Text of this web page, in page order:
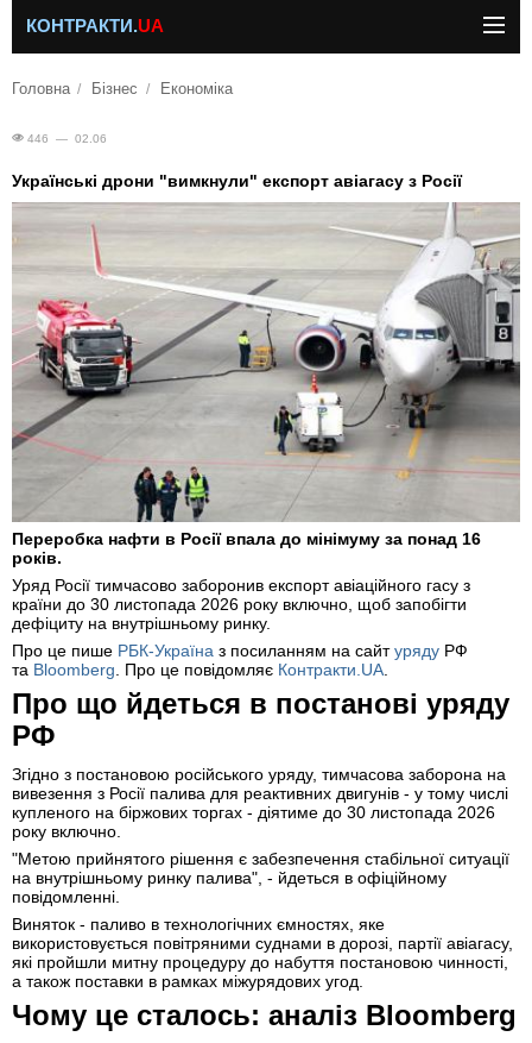
КОНТРАКТИ.UA
Головна Бізнес Економіка
446 — 02.06
Українські дрони "вимкнули" експорт авіагасу з Росії
Переробка нафти в Росії впала до мінімуму за понад 16
років.
Уряд Росії тимчасово заборонив експорт авіаційного гасу з
країни до 30 листопада 2026 року включно, щоб запобігти
дефіциту на внутрішньому ринку.
Про це пише РБК-Україна з посиланням на сайтуряду РФ
та Bloomberg . Про це повідомляє Контракти.UA
Про що йдеться в постанові уряду
РФ
Згідно з постановою російського уряду, тимчасова заборона на
вивезення з Росії палива для реактивних двигунів - у тому числі
купленого на біржових торгах - діятиме до 30 листопада 2026
року включно.
"Метою прийнятого рішення є забезпечення стабільної ситуації
на внутрішньому ринку палива", - йдеться в офіційному
повідомленні.
Виняток - паливо в технологічних ємностях, яке
використовується повітряними суднами в дорозі, партії авіагасу,
які пройшли митну процедуру до набуття постановою чинності,
а також поставки в рамках міжурядових угод.
Чому це сталось: аналіз Bloomberg